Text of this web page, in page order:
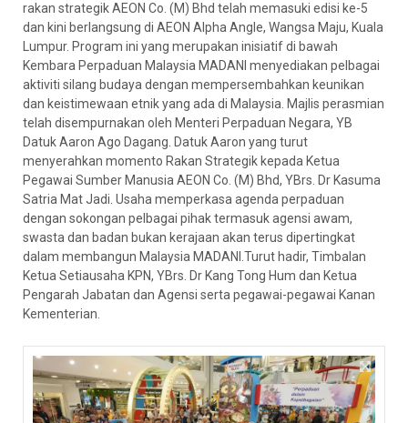
rakan strategik AEON Co. (M) Bhd telah memasuki edisi ke-5
dan kini berlangsung di AEON Alpha Angle, Wangsa Maju, Kuala
Lumpur. Program ini yang merupakan inisiatif di bawah
Kembara Perpaduan Malaysia MADANI menyediakan pelbagai
aktiviti silang budaya dengan mempersembahkan keunikan
dan keistimewaan etnik yang ada di Malaysia. Majlis perasmian
telah disempurnakan oleh Menteri Perpaduan Negara, YB
Datuk Aaron Ago Dagang. Datuk Aaron yang turut
menyerahkan momento Rakan Strategik kepada Ketua
Pegawai Sumber Manusia AEON Co. (M) Bhd, YBrs. Dr Kasuma
Satria Mat Jadi. Usaha memperkasa agenda perpaduan
dengan sokongan pelbagai pihak termasuk agensi awam,
swasta dan badan bukan kerajaan akan terus dipertingkat
dalam membangun Malaysia MADANI.Turut hadir, Timbalan
Ketua Setiausaha KPN, YBrs. Dr Kang Tong Hum dan Ketua
Pengarah Jabatan dan Agensi serta pegawai-pegawai Kanan
Kementerian.